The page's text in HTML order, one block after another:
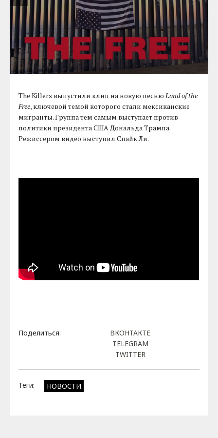
The Killers выпустили клип на новую песнюLand of the
Free, ключевой темой которого стали мексиканские
мигранты. Группа тем самым выступает против
политики президента США Дональда Трампа.
Режиссером видео выступил Спайк Ли.
Поделиться:
ВКОНТАКТЕ
TELEGRAM
TWITTER
Теги: НОВОСТИ